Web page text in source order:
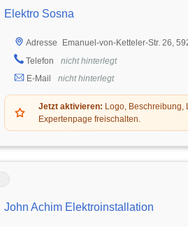
Elektro Sosna
Adresse
Emanuel-von-Ketteler-Str. 26,
Telefon
nicht hinterlegt
E-Mail
nicht hinterlegt
Jetzt aktivieren: Logo, Beschreibung,
Expertenpage freischalten.
John Achim Elektroinstallation